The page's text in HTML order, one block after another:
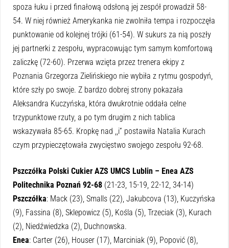
spoza łuku i przed finałową odsłoną jej zespół prowadził 58-
54. W niej również Amerykanka nie zwolniła tempa i rozpoczęła
punktowanie od kolejnej trójki (61-54). W sukurs za nią poszły
jej partnerki z zespołu, wypracowując tym samym komfortową
zaliczkę (72-60). Przerwa wzięta przez trenera ekipy z
Poznania Grzegorza Zielińskiego nie wybiła z rytmu gospodyń,
które szły po swoje. Z bardzo dobrej strony pokazała
Aleksandra Kuczyńska, która dwukrotnie oddała celne
trzypunktowe rzuty, a po tym drugim z nich tablica
wskazywała 85-65. Kropkę nad ,,i” postawiła Natalia Kurach
czym przypieczętowała zwycięstwo swojego zespołu 92-68.
Pszczółka Polski Cukier AZS UMCS Lublin – Enea AZS
Politechnika Poznań 92-68 (21-23, 15-19, 22-12, 34-14)
Pszczółka: Mack (23), Smalls (22), Jakubcova (13), Kuczyńska
(9), Fassina (8), Sklepowicz (5), Kośla (5), Trzeciak (3), Kurach
(2), Niedźwiedzka (2), Duchnowska.
Enea: Carter (26), Houser (17), Marciniak (9), Popović (8),